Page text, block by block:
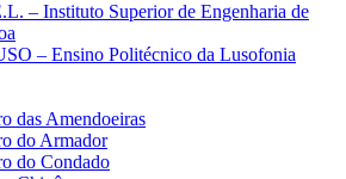
– Instituto Superior de Engenharia de
– Ensino Politécnico da Lusofonia
das Amendoeiras
do Armador
do Condado